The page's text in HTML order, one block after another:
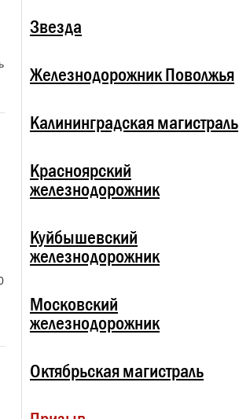
Звезда
Железнодорожник Поволжья
Калининградская магистраль
Красноярский
железнодорожник
Куйбышевский
железнодорожник
Московский
железнодорожник
Октябрьская магистраль